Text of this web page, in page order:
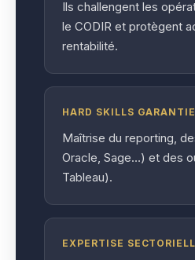
Ils challengent les
le CODIR et protègent
rentabilité.
HARD SKILLS
Maîtrise du reporting,
Oracle, Sage…) et des
Tableau).
EXPERTISE